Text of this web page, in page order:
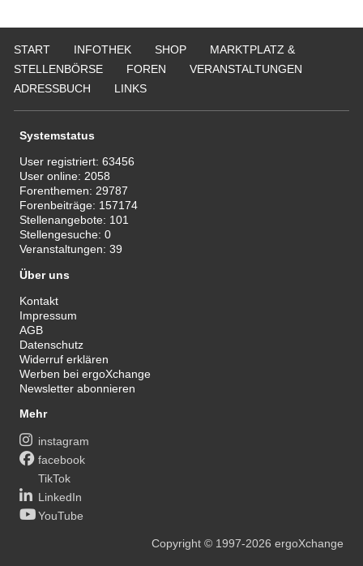
START INFOTHEK SHOP
MARKTPLATZ &
STELLENBÖRSE
FOREN
VERANSTALTUNGEN
ADRESSBUCH
LINKS
Systemstatus
User registriert:63456
User online: 2058
Forenthemen: 29787
Forenbeiträge: 157174
Stellenangebote: 101
Stellengesuche:0
Veranstaltungen:39
Über uns
Kontakt
Impressum
AGB
Datenschutz
Widerruf erklären
Werben bei ergoXchange
Newsletter abonnieren
Mehr
instagram
facebook
TikTok
LinkedIn
YouTube
Copyright© 1997-2026 ergoXchange